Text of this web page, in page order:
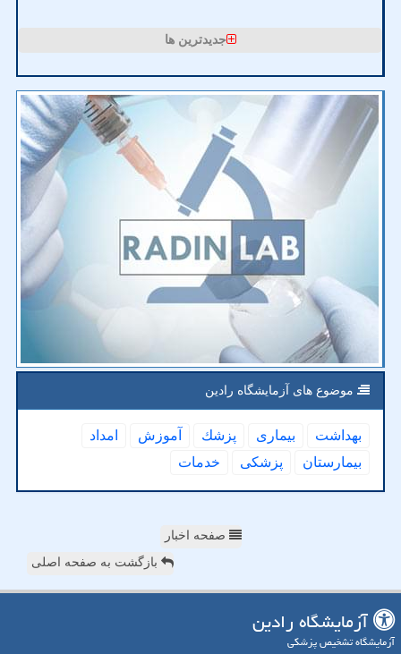
جدیدترین ها
موضوع های آزمایشگاه رادین
بهداشت بیماری پزشك آموزش
امداد
بیمارستان
پزشكی خدمات
صفحه اخبار
بازگشت به صفحه اصلی
آزمایشگاه رادین
آزمایشگاه تشخیص پزشکی